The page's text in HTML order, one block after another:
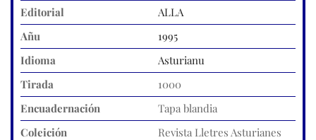
Editorial
ALLA
Añu
1995
Idioma
Asturianu
Tirada
1000
Encuadernación
Tapa blandia
Coleición
Revista Lletres Asturianes